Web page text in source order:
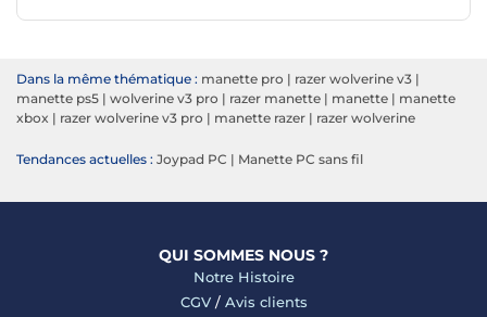
Dans la même thématique : manette pro | razer wolverine v3 |
manette ps5 | wolverine v3 pro | razer manette | manette | manette
xbox | razer wolverine v3 pro | manette razer | razer wolverine
Tendances actuelles : Joypad PC | Manette PC sans fil
QUI SOMMES NOUS ?
Notre Histoire
CGV/ Avis clients